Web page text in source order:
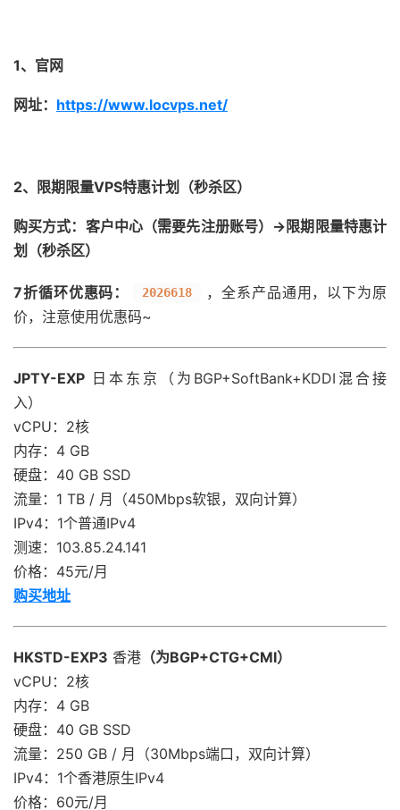
1、官网
网址： https://www.locvps.net/
2、限期限量VPS特惠计划（秒杀区）
购买方式：客户中心（需要先注册账号）->限期限量特惠计
划（秒杀区）
7折循环优惠码： 2026618
，全系产品通用，以下为原
价，注意使用优惠码~
JPTY-EXP 日本东京（为BGP+SoftBank+KDDI混合接
入）
vCPU：2核
内存：4 GB
硬盘：40 GB SSD
流量：1 TB / 月（450Mbps软银，双向计算）
IPv4：1个普通IPv4
测速：103.85.24.141
价格：45元/月
购买地址
HKSTD-EXP3 香港 （为BGP+CTG+CMI）
vCPU：2核
内存：4 GB
硬盘：40 GB SSD
流量：250 GB / 月（30Mbps端口，双向计算）
IPv4：1个香港原生IPv4
价格：60元/月